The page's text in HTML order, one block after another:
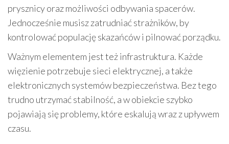
prysznicy oraz możliwości odbywania spacerów.
Jednocześnie musisz zatrudniać strażników, by
kontrolować populację skazańców i pilnować porządku.
Ważnym elementem jest też infrastruktura. Każde
więzienie potrzebuje sieci elektrycznej, a także
elektronicznych systemów bezpieczeństwa. Bez tego
trudno utrzymać stabilność, a w obiekcie szybko
pojawiają się problemy, które eskalują wraz z upływem
czasu.